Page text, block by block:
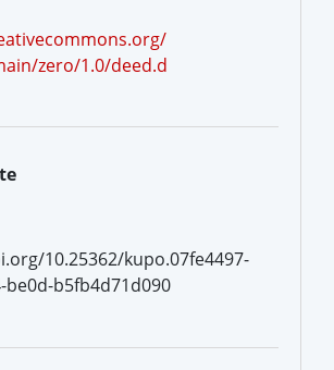
zero/1.0/deed.d
10.25362/kupo.07fe4497-
be0d-b5fb4d71d090